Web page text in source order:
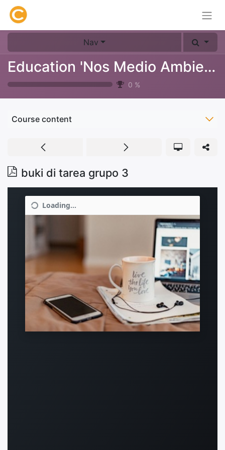
Nav
Education 'Nos Medio Ambiente'
0 %
Course content
buki di tarea grupo 3